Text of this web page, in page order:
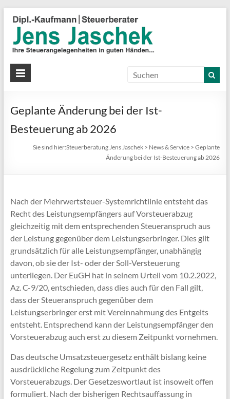
Geplante Änderung bei der Ist-
Besteuerung ab 2026
Sie sind hier:Steuerberatung Jens Jaschek > News & Service >Geplante
Änderung bei der Ist-Besteuerung ab 2026
Nach der Mehrwertsteuer-Systemrichtlinie entsteht das
Recht des Leistungsempfängers auf Vorsteuerabzug
gleichzeitig mit dem entsprechenden Steueranspruch aus
der Leistung gegenüber dem Leistungserbringer. Dies gilt
grundsätzlich für alle Leistungsempfänger, unabhängig
davon, ob sie der Ist- oder der Soll-Versteuerung
unterliegen. Der EuGH hat in seinem Urteil vom 10.2.2022,
Az. C-9/20, entschieden, dass dies auch für den Fall gilt,
dass der Steueranspruch gegenüber dem
Leistungserbringer erst mit Vereinnahmung des Entgelts
entsteht. Entsprechend kann der Leistungsempfänger den
Vorsteuerabzug auch erst zu diesem Zeitpunkt vornehmen.
Das deutsche Umsatzsteuergesetz enthält bislang keine
ausdrückliche Regelung zum Zeitpunkt des
Vorsteuerabzugs. Der Gesetzeswortlaut ist insoweit offen
formuliert. Nach der bisherigen Rechtsauffassung in